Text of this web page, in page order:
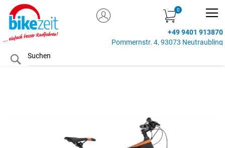
MEIN KONTO
+49 9401 913870
Pommernstr. 4, 93073 Neutraubling
Search